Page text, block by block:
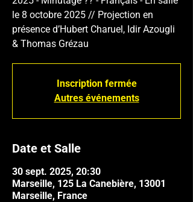
le 8 octobre 2025 // Projection en
présence d’Hubert Charuel, Idir Azougli
& Thomas Grézau
Inscription fermée
Autres événements
Date et Salle
30 sept. 2025, 20:30
Marseille, 125 La Canebière, 13001
Marseille, France